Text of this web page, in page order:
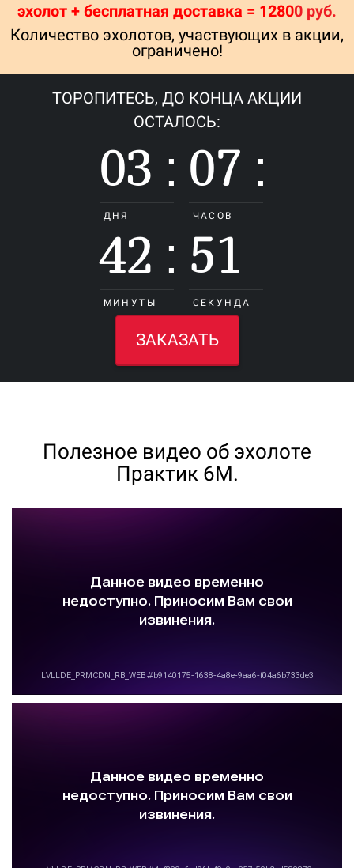
эхолот + бесплатная доставка = 12800 руб.
Количество эхолотов, участвующих в акции,
ограничено!
ТОРОПИТЕСЬ, ДО КОНЦА АКЦИИ
ОСТАЛОСЬ:
03 :
ДНЯ
07 :
ЧАСОВ
42 :
МИНУТЫ
49
СЕКУНД
ЗАКАЗАТЬ
Полезное видео об эхолоте
Практик 6М.